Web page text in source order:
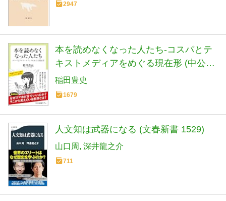
2947
本を読めなくなった人たち-コスパとテ
キストメディアをめぐる現在形 (中公新
書ラクレ 861)
稲田豊史
1679
人文知は武器になる (文春新書 1529)
山口周 深井龍之介
711